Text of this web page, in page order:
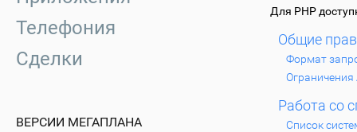
Телефония
Сделки
ВЕРСИИ МЕГАПЛАНА
Для PHP
Общие
Формат
Ограничения
Работа со
Список